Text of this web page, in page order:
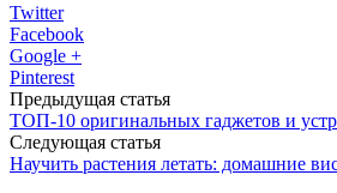
Twitter
Facebook
Google +
Pinterest
Предыдущая статья
ТОП-10 оригинальных гаджетов и
Следующая статья
Научить растения летать: домашние